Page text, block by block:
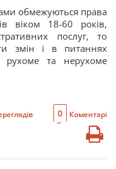
обмежуються права
віком 18-60 років,
послуг, то
змін і в питаннях
рухоме та нерухоме
0 Коментарі